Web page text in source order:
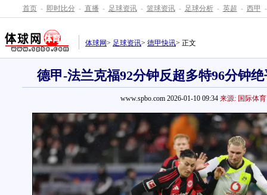
首页 - 即时比分 - 直播 - 足球资讯 - 篮球资讯 - 足球分析 - 英超 - 西甲 -
体球网> 足球资讯> 德甲快讯> 正文
德甲-法兰克福92分钟反超多特96分钟
www.spbo.com 2026-01-10 09:34 来源: 国际体育